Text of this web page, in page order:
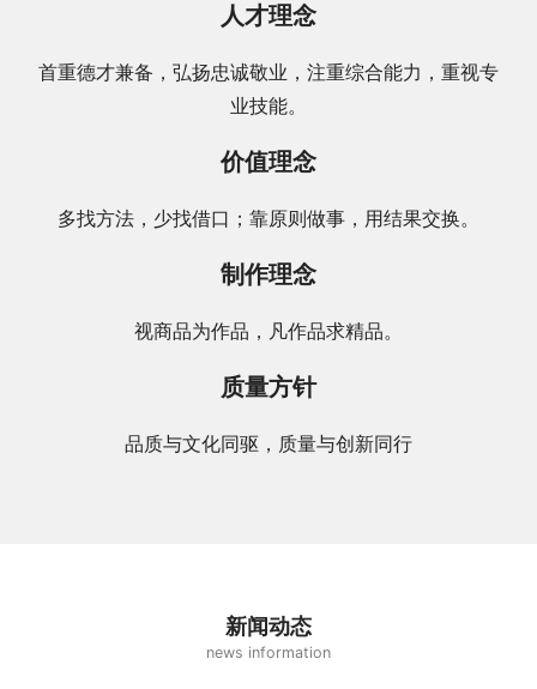
人才理念
首重德才兼备，弘扬忠诚敬业，注重综合能力，重视专
业技能。
价值理念
多找方法，少找借口；靠原则做事，用结果交换。
制作理念
视商品为作品，凡作品求精品。
质量方针
品质与文化同驱，质量与创新同行
新闻动态
news information